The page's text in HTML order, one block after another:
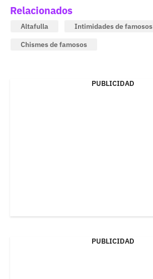
Relacionados
Altafulla
Intimidades de famosos
Chismes de famosos
PUBLICIDAD
PUBLICIDAD